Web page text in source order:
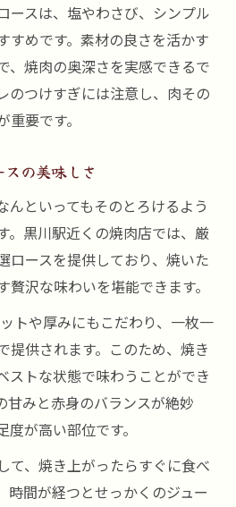
ースは、塩やわさび、シンプル
すめです。素材の良さを活かす
、焼肉の奥深さを実感できるで
のつけすぎには注意し、肉その
要です。
の美味しさ
んといってもそのとろけるよう
。黒川駅近くの焼肉店では、厳
ロースを提供しており、焼いた
沢な味わいを堪能できます。
トや厚みにもこだわり、一枚一
提供されます。このため、焼き
ストな状態で味わうことができ
甘みと赤身のバランスが絶妙
が高い部位です。
て、焼き上がったらすぐに食べ
時間が経つとせっかくのジュー